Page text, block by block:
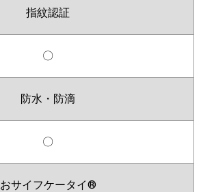
指紋認証
〇
防水・防滴
〇
おサイフケータイ®